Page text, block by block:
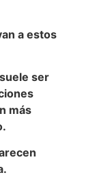
a estos
ser
más